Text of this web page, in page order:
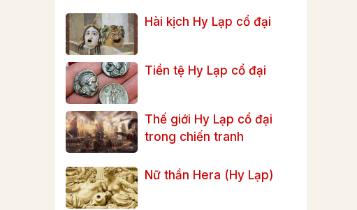
Hài kịch Hy Lạp cổ đại
Tiền tệ Hy Lạp cổ đại
Thế giới Hy Lạp cổ đại
trong chiến tranh
Nữ thần Hera (Hy Lạp)